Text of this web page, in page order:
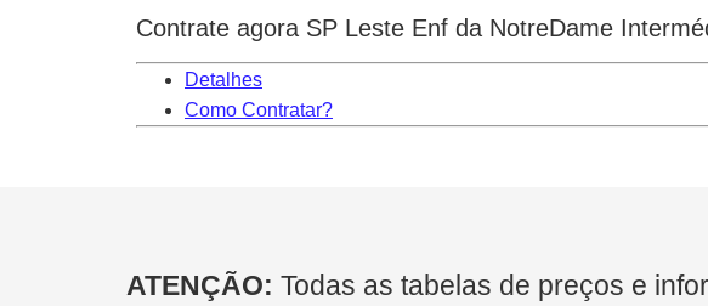
Contrate agora SP Leste Enf da NotreDame
Detalhes
Como Contratar?
ATENÇÃO: Todas as tabelas de preços e